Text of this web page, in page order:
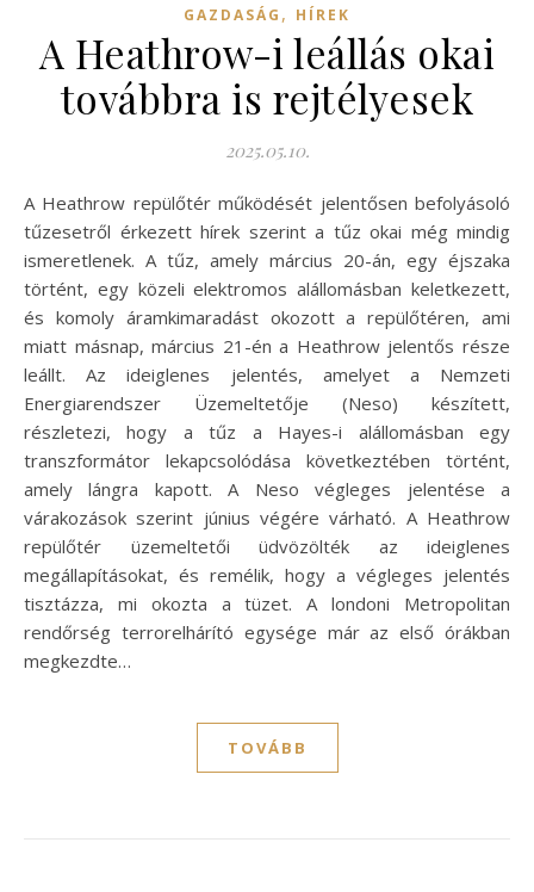
GAZDASÁG , HÍREK
A Heathrow-i leállás okai
továbbra is rejtélyesek
2025.05.10.
A Heathrow repülőtér működését jelentősen befolyásoló
tűzesetről érkezett hírek szerint a tűz okai még mindig
ismeretlenek. A tűz, amely március 20-án, egy éjszaka
történt, egy közeli elektromos alállomásban keletkezett,
és komoly áramkimaradást okozott a repülőtéren, ami
miatt másnap, március 21-én a Heathrow jelentős része
leállt. Az ideiglenes jelentés, amelyet a Nemzeti
Energiarendszer Üzemeltetője (Neso) készített,
részletezi, hogy a tűz a Hayes-i alállomásban egy
transzformátor lekapcsolódása következtében történt,
amely lángra kapott. A Neso végleges jelentése a
várakozások szerint június végére várható. A Heathrow
repülőtér üzemeltetői üdvözölték az ideiglenes
megállapításokat, és remélik, hogy a végleges jelentés
tisztázza, mi okozta a tüzet. A londoni Metropolitan
rendőrség terrorelhárító egysége már az első órákban
megkezdte…
TOVÁBB